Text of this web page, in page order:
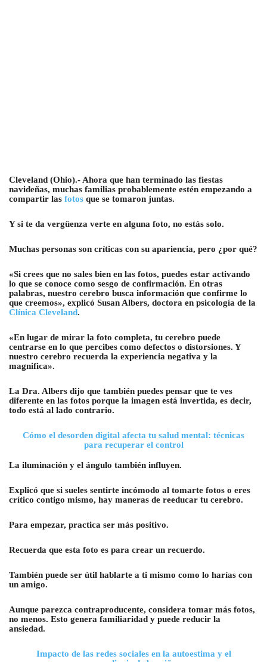
Cleveland (Ohio).- Ahora que han terminado las fiestas
navideñas, muchas familias probablemente estén empezando a
compartir las fotos que se tomaron juntas.
Y si te da vergüenza verte en alguna foto, no estás solo.
Muchas personas son críticas con su apariencia, pero ¿por qué?
«Si crees que no sales bien en las fotos, puedes estar activando
lo que se conoce como sesgo de confirmación. En otras
palabras, nuestro cerebro busca información que confirme lo
que creemos», explicó Susan Albers, doctora en psicología de la
Clínica Cleveland.
«En lugar de mirar la foto completa, tu cerebro puede
centrarse en lo que percibes como defectos o distorsiones. Y
nuestro cerebro recuerda la experiencia negativa y la
magnifica».
La Dra. Albers dijo que también puedes pensar que te ves
diferente en las fotos porque la imagen está invertida, es decir,
todo está al lado contrario.
Cómo el desorden digital afecta tu salud mental: técnicas
para recuperar el control
La iluminación y el ángulo también influyen.
Explicó que si sueles sentirte incómodo al tomarte fotos o eres
crítico contigo mismo, hay maneras de reeducar tu cerebro.
Para empezar, practica ser más positivo.
Recuerda que esta foto es para crear un recuerdo.
También puede ser útil hablarte a ti mismo como lo harías con
un amigo.
Aunque parezca contraproducente, considera tomar más fotos,
no menos. Esto genera familiaridad y puede reducir la
ansiedad.
Impacto de las redes sociales en la autoestima y el